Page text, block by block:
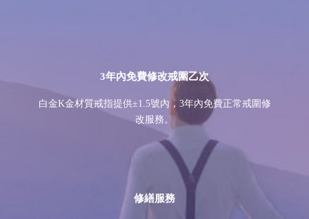
3年內免費修改戒圍乙次
白金K金材質戒指提供±1.5號內，3年內免費正常戒圍修
改服務。
修繕服務